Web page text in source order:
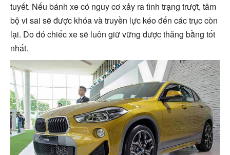
tuyết. Nếu bánh xe có nguy cơ xảy ra tình trạng trượt, tâm
bộ vi sai sẽ được khóa và truyền lực kéo đến các trục còn
lại. Do đó chiếc xe sẽ luôn giữ vững được thăng bằng tốt
nhất.